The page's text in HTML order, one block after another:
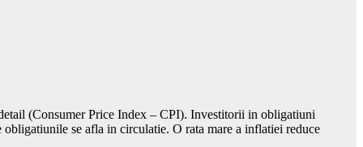
(Consumer Price Index – CPI). Investitorii in obligatiuni
se afla in circulatie. O rata mare a inflatiei reduce